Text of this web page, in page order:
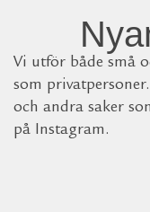
Vi utför både små
som
och andra saker
på Instagram.